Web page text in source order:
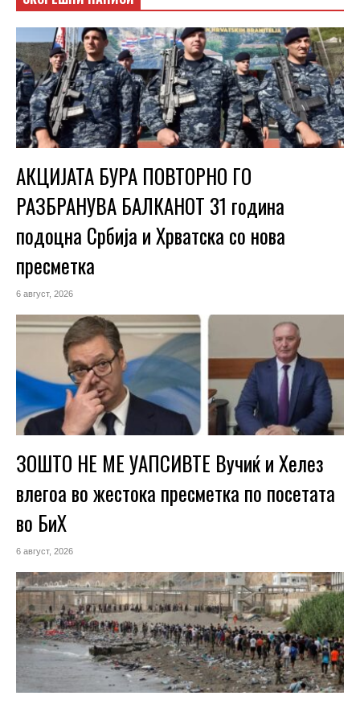
АКЦИЈАТА БУРА ПОВТОРНО ГО
РАЗБРАНУВА БАЛКАНОТ 31 година
подоцна Србија и Хрватска со нова
пресметка
6 август, 2026
ЗОШТО НЕ МЕ УАПСИВТЕ Вучиќ и Хелез
влегоа во жестока пресметка по посетата
во БиХ
6 август, 2026